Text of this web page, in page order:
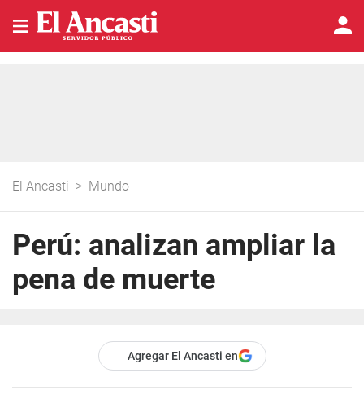
El Ancasti > Mundo
Perú: analizan ampliar la
pena de muerte
Agregar El Ancasti en